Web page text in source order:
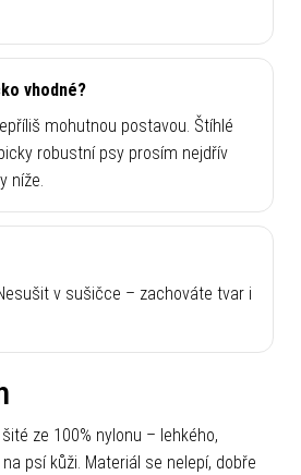
vhodné?
mohutnou postavou. Štíhlé
robustní psy prosím nejdřív
níže.
v sušičce – zachováte tvar i
ze 100% nylonu – lehkého,
psí kůži. Materiál se nelepí, dobře